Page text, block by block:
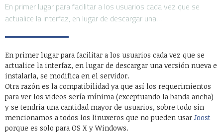
En primer lugar para facilitar a los usuarios cada vez que se
actualice la interfaz, en lugar de descargar una…
En primer lugar para facilitar a los usuarios cada vez que se
actualice la interfaz, en lugar de descargar una versión nueva e
instalarla, se modifica en el servidor.
Otra razón es la compatibilidad ya que así los requerimientos
para ver los videos sería mínima (exceptuando la banda ancha)
y se tendría una cantidad mayor de usuarios, sobre todo sin
mencionamos a todos los linuxeros que no pueden usar Joost
porque es solo para OS X y Windows.